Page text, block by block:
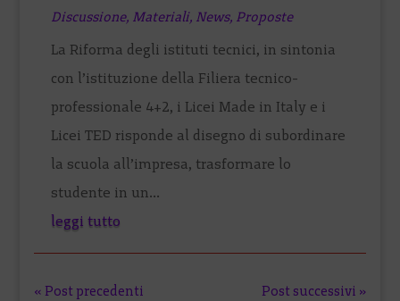
Discussione, Materiali, News, Proposte
La Riforma degli istituti tecnici, in sintonia
con l’istituzione della Filiera tecnico-
professionale 4+2, i Licei Made in Italy e i
Licei TED risponde al disegno di subordinare
la scuola all’impresa, trasformare lo
studente in un...
leggi tutto
« Post precedenti Post successivi »